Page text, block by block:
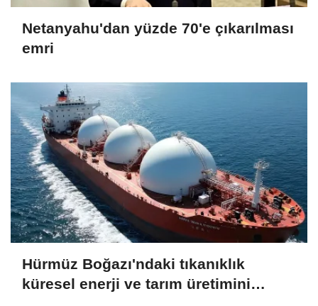
Netanyahu'dan yüzde 70'e çıkarılması
emri
Hürmüz Boğazı'ndaki tıkanıklık
küresel enerji ve tarım üretimini